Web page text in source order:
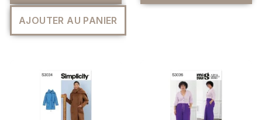
AJOUTER AU PANIER